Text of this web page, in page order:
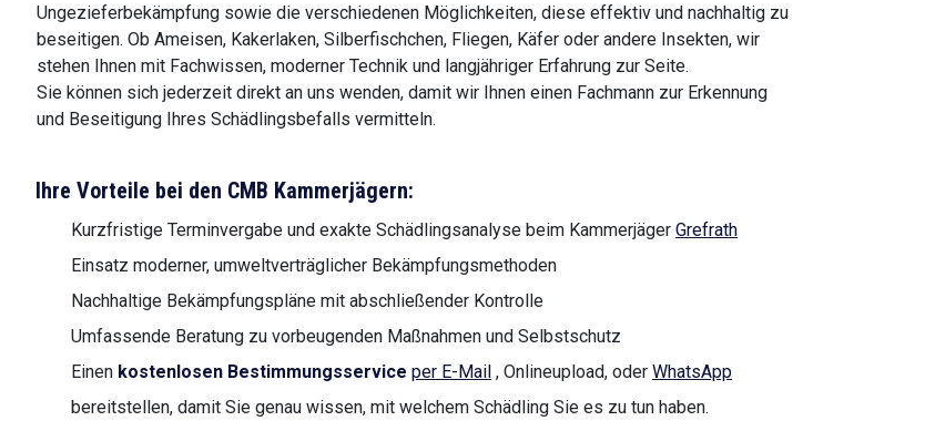
Ungezieferbekämpfung sowie die verschiedenen Möglichkeiten, diese effektiv und nachhaltig zu
beseitigen. Ob Ameisen, Kakerlaken, Silberfischchen, Fliegen, Käfer oder andere Insekten, wir
stehen Ihnen mit Fachwissen, moderner Technik und langjähriger Erfahrung zur Seite.
Sie können sich jederzeit direkt an uns wenden, damit wir Ihnen einen Fachmann zur Erkennung
und Beseitigung Ihres Schädlingsbefalls vermitteln.
Ihre Vorteile bei den CMB Kammerjägern:
Kurzfristige Terminvergabe und exakte Schädlingsanalyse beim Kammerjäger Grefrath
Einsatz moderner, umweltverträglicher Bekämpfungsmethoden
Nachhaltige Bekämpfungspläne mit abschließender Kontrolle
Umfassende Beratung zu vorbeugenden Maßnahmen und Selbstschutz
Einen kostenlosen Bestimmungsservice per E-Mail , Onlineupload, oder WhatsApp
bereitstellen, damit Sie genau wissen, mit welchem Schädling Sie es zu tun haben.